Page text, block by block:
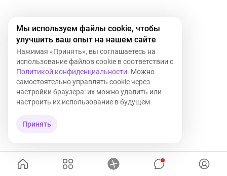
Мы используем файлы cookie, чтобы
улучшить ваш опыт на нашем сайте
Нажимая «Принять», вы соглашаетесь на
использование файлов cookie в соответствии с
Политикой конфиденциальности. Можно
самостоятельно управлять cookie через
настройки браузера: их можно удалить или
настроить их использование в будущем.
Принять